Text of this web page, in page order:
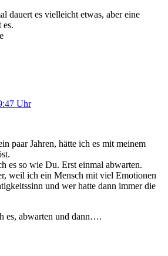
dauert es vielleicht etwas, aber eine
es.
Uhr
paar Jahren, hätte ich es mit meinem
es so wie Du. Erst einmal abwarten.
weil ich ein Mensch mit viel Emotionen
und wer hatte dann immer die
es, abwarten und dann….